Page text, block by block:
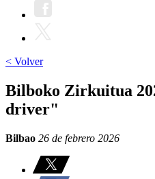
< Volver
Bilboko Zirkuitua
driver"
Bilbao 26 de febrero 2026